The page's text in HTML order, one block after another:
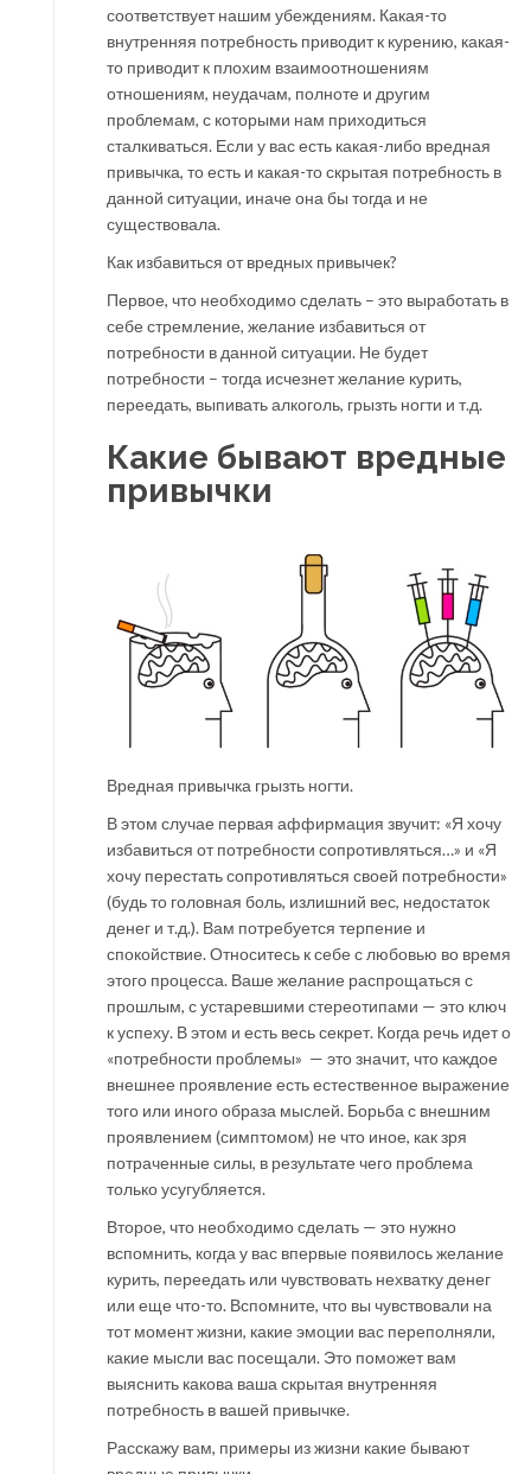
соответствует нашим убеждениям. Какая-то
внутренняя потребность приводит к курению, какая-
то приводит к плохим взаимоотношениям
отношениям, неудачам, полноте и другим
проблемам, с которыми нам приходиться
сталкиваться. Если у вас есть какая-либо вредная
привычка, то есть и какая-то скрытая потребность в
данной ситуации, иначе она бы тогда и не
существовала.
Как избавиться от вредных привычек?
Первое, что необходимо сделать – это выработать в
себе стремление, желание избавиться от
потребности в данной ситуации. Не будет
потребности – тогда исчезнет желание курить,
переедать, выпивать алкоголь, грызть ногти и т.д.
Какие бывают вредные
привычки
Вредная привычка грызть ногти.
В этом случае первая аффирмация звучит: «Я хочу
избавиться от потребности сопротивляться…» и «Я
хочу перестать сопротивляться своей потребности»
(будь то головная боль, излишний вес, недостаток
денег и т.д.). Вам потребуется терпение и
спокойствие. Относитесь к себе с любовью во время
этого процесса. Ваше желание распрощаться с
прошлым, с устаревшими стереотипами — это ключ
к успеху. В этом и есть весь секрет. Когда речь идет о
«потребности проблемы» — это значит, что каждое
внешнее проявление есть естественное выражение
того или иного образа мыслей. Борьба с внешним
проявлением (симптомом) не что иное, как зря
потраченные силы, в результате чего проблема
только усугубляется.
Второе, что необходимо сделать — это нужно
вспомнить, когда у вас впервые появилось желание
курить, переедать или чувствовать нехватку денег
или еще что-то. Вспомните, что вы чувствовали на
тот момент жизни, какие эмоции вас переполняли,
какие мысли вас посещали. Это поможет вам
выяснить какова ваша скрытая внутренняя
потребность в вашей привычке.
Расскажу вам, примеры из жизни какие бывают